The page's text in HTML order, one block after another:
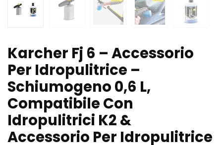
Karcher Fj 6 – Accessorio
Per Idropulitrice –
Schiumogeno 0,6 L,
Compatibile Con
Idropulitrici K2 &
Accessorio Per Idropulitrice